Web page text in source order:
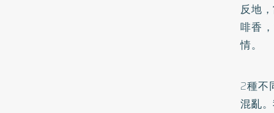
反地
啡香
情。
2種不
混亂